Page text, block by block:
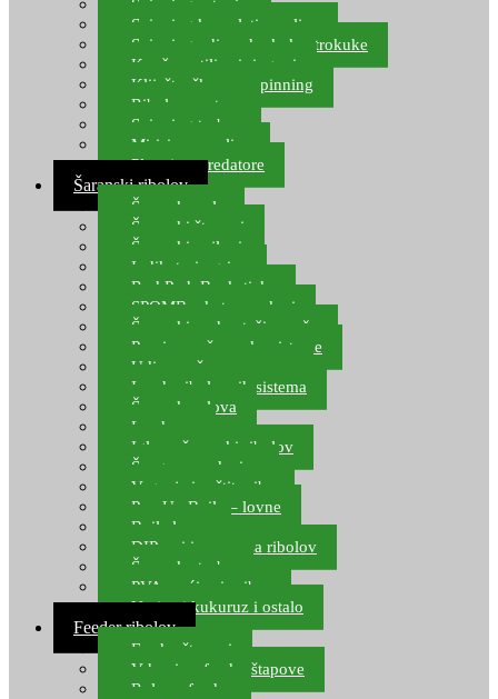
Spinning setovi
Spinning kompleti varalica
Spinning udice, dvokuke, trokuke
Kopče, vrtilice i ringovi
Kliješta, škare za spinning
Ribolov pastrve
Spinning torbe
Mirisi za varalice
Plovci za predatore
Šaranski ribolov
Šaranske role
Šaranski štapovi
Šaranski najloni
Indikatori ugriza
Rod Pod, Banksticks
SPOMB rakete, markeri
Šaranski podmetači, mreže
Pernice za šaranske sisteme
Udice za šarana, amura
Izrada ribolovnih sistema
Šaranska olova
Leadcore
Igle za šaranski ribolov
Špage, upredenice
Vaganje i zaštita ribe
Pop Up Boile – lovne
Boile lovne
DIP-ovi i arome za ribolov
Šaranske torbe
PVA vrećice i pribor
Umjetni kukuruz i ostalo
Feeder ribolov
Feeder štapovi
Vrhovi za feeder štapove
Role za feeder